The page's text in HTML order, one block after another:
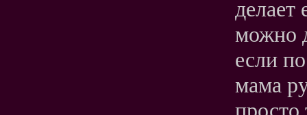
делает
можно
если
мама